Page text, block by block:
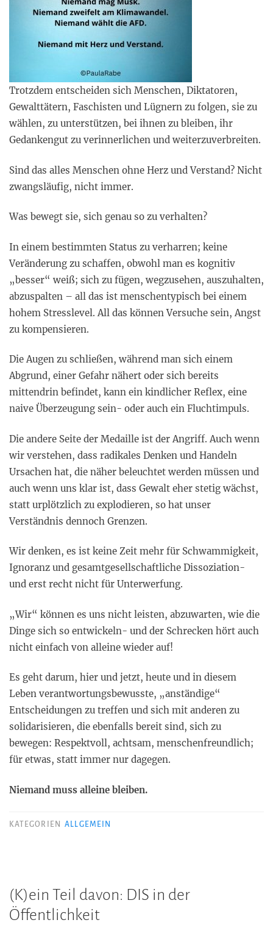
Trotzdem entscheiden sich Menschen, Diktatoren,
Gewalttätern, Faschisten und Lügnern zu folgen, sie zu
wählen, zu unterstützen, bei ihnen zu bleiben, ihr
Gedankengut zu verinnerlichen und weiterzuverbreiten.
Sind das alles Menschen ohne Herz und Verstand? Nicht
zwangsläufig, nicht immer.
Was bewegt sie, sich genau so zu verhalten?
In einem bestimmten Status zu verharren; keine
Veränderung zu schaffen, obwohl man es kognitiv
„besser“ weiß; sich zu fügen, wegzusehen, auszuhalten,
abzuspalten – all das ist menschentypisch bei einem
hohem Stresslevel. All das können Versuche sein, Angst
zu kompensieren.
Die Augen zu schließen, während man sich einem
Abgrund, einer Gefahr nähert oder sich bereits
mittendrin befindet, kann ein kindlicher Reflex, eine
naive Überzeugung sein- oder auch ein Fluchtimpuls.
Die andere Seite der Medaille ist der Angriff. Auch wenn
wir verstehen, dass radikales Denken und Handeln
Ursachen hat, die näher beleuchtet werden müssen und
auch wenn uns klar ist, dass Gewalt eher stetig wächst,
statt urplötzlich zu explodieren, so hat unser
Verständnis dennoch Grenzen.
Wir denken, es ist keine Zeit mehr für Schwammigkeit,
Ignoranz und gesamtgesellschaftliche Dissoziation-
und erst recht nicht für Unterwerfung.
„Wir“ können es uns nicht leisten, abzuwarten, wie die
Dinge sich so entwickeln- und der Schrecken hört auch
nicht einfach von alleine wieder auf!
Es geht darum, hier und jetzt, heute und in diesem
Leben verantwortungsbewusste, „anständige“
Entscheidungen zu treffen und sich mit anderen zu
solidarisieren, die ebenfalls bereit sind, sich zu
bewegen: Respektvoll, achtsam, menschenfreundlich;
für etwas, statt immer nur dagegen.
Niemand muss alleine bleiben.
KATEGORIEN ALLGEMEIN
(K)ein Teil davon: DIS in der
Öffentlichkeit